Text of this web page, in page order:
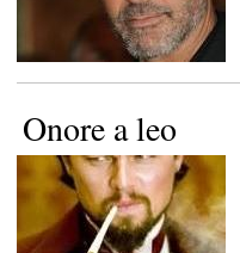
Onore a leo